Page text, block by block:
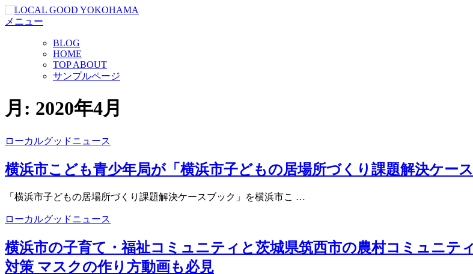
ン
キ
ッ
メニュー
BLOG
HOME
TOP ABOUT
サンプルページ
月: 2020年4月
ローカルグッドニュース
横浜市こども青少年局が「横浜市子どもの居場所づくり課題解決ケース
「横浜市子どもの居場所づくり課題解決ケースブック」を横浜市こ …
ローカルグッドニュース
横浜市の子育て・福祉コミュニティと茨城県筑西市の農村コミュニ
対策 マスクの作り方動画も必見